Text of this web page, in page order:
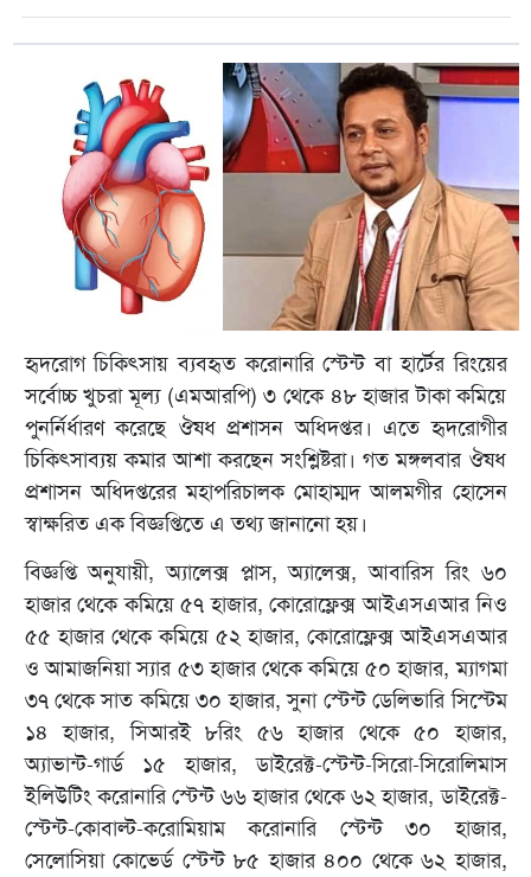
হৃদরোগ চিকিৎসায় ব্যবহৃত করোনারি স্টেন্ট বা হার্টের রিংয়ের
সর্বোচ্চ খুচরা মূল্য (এমআরপি) ৩ থেকে ৪৮ হাজার টাকা কমিয়ে
পুনর্নির্ধারণ করেছে ঔষধ প্রশাসন অধিদপ্তর। এতে হৃদরোগীর
চিকিৎসাব্যয় কমার আশা করছেন সংশ্লিষ্টরা। গত মঙ্গলবার ঔষধ
প্রশাসন অধিদপ্তরের মহাপরিচালক মোহাম্মদ আলমগীর হোসেন
স্বাক্ষরিত এক বিজ্ঞপ্তিতে এ তথ্য জানানো হয়।
বিজ্ঞপ্তি অনুযায়ী, অ্যালেক্স প্লাস, অ্যালেক্স, আবারিস রিং ৬০
হাজার থেকে কমিয়ে ৫৭ হাজার, কোরোফ্লেক্স আইএসএআর নিও
৫৫ হাজার থেকে কমিয়ে ৫২ হাজার, কোরোফ্লেক্স আইএসএআর
ও আমাজনিয়া স্যার ৫৩ হাজার থেকে কমিয়ে ৫০ হাজার, ম্যাগমা
৩৭ থেকে সাত কমিয়ে ৩০ হাজার, সুনা স্টেন্ট ডেলিভারি সিস্টেম
১৪ হাজার, সিআরই ৮রিং ৫৬ হাজার থেকে ৫০ হাজার,
অ্যাভান্ট-গার্ড ১৫ হাজার, ডাইরেক্ট-স্টেন্ট-সিরো-সিরোলিমাস
ইলিউটিং করোনারি স্টেন্ট ৬৬ হাজার থেকে ৬২ হাজার, ডাইরেক্ট-
স্টেন্ট-কোবাল্ট-করোমিয়াম করোনারি স্টেন্ট ৩০ হাজার,
সেলোসিয়া কোভের্ড স্টেন্ট ৮৫ হাজার ৪০০ থেকে ৬২ হাজার,